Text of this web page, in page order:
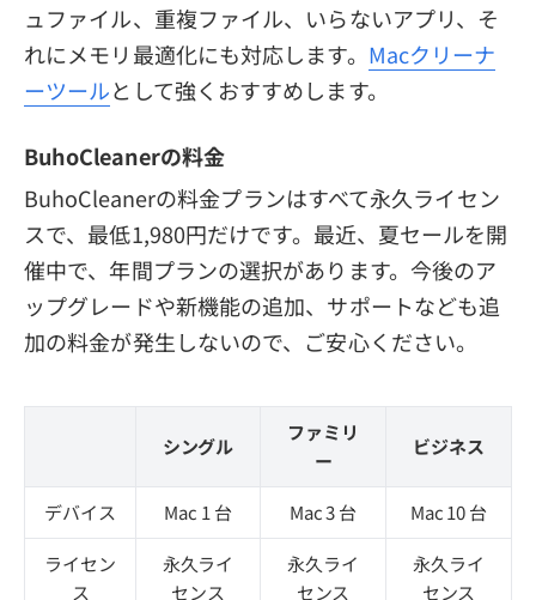
ュファイル、重複ファイル、いらないアプリ、そ
れにメモリ最適化にも対応します。 Macクリーナ
ーツールとして強くおすすめします。
BuhoCleanerの料金
BuhoCleanerの料金プランはすべて永久ライセン
スで、最低1,980円だけです。最近、夏セールを開
催中で、年間プランの選択があります。今後のア
ップグレードや新機能の追加、サポートなども追
加の料金が発生しないので、ご安心ください。
シングル
ファミリ
ー
ビジネス
デバイス Mac 1 台 Mac 3 台 Mac 10 台
ライセン
ス
永久ライ
センス
永久ライ
センス
永久ライ
センス